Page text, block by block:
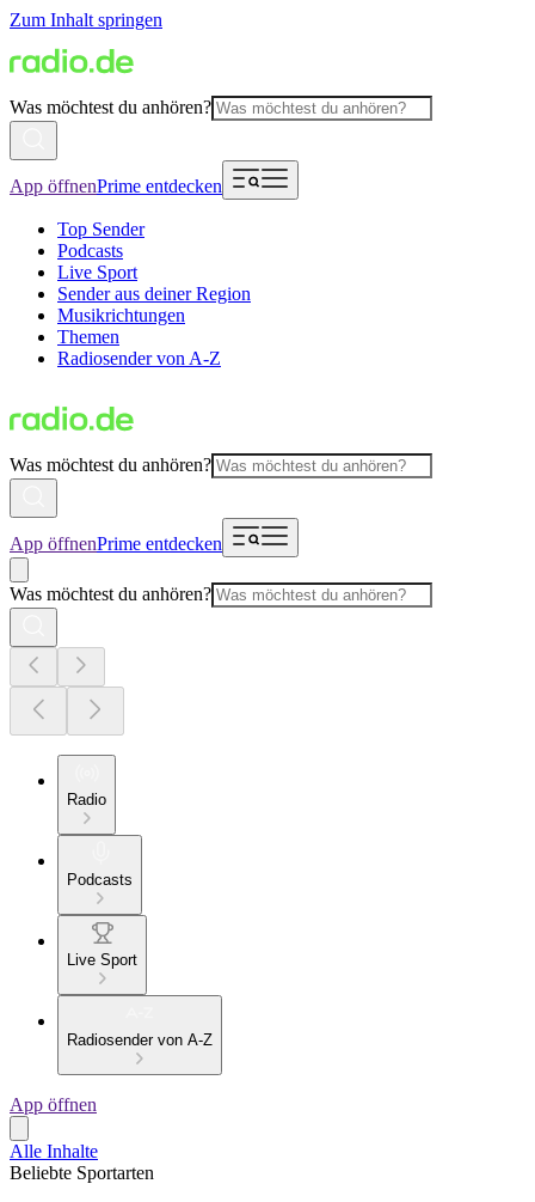
Zum Inhalt springen
Was möchtest du anhören?
App öffnenPrime entdecken
Top Sender
Podcasts
Live Sport
Sender aus deiner Region
Musikrichtungen
Themen
Radiosender von A-Z
Was möchtest du anhören?
App öffnenPrime entdecken
Was möchtest du anhören?
Radio
Podcasts
Live Sport
Radiosender von A-Z
App öffnen
Alle Inhalte
Beliebte Sportarten